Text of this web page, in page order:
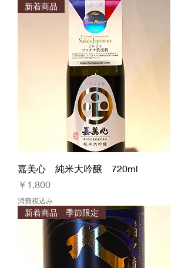
新着商品
嘉美心 純米大吟醸 720ml
価格
￥1,800
消費税込み
新着商品 季節限定